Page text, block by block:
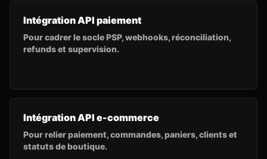
Intégration API paiement
Pour cadrer le socle PSP, webhooks, réconciliation,
refunds et supervision.
Intégration API e-commerce
Pour relier paiement, commandes, paniers, clients et
statuts de boutique.